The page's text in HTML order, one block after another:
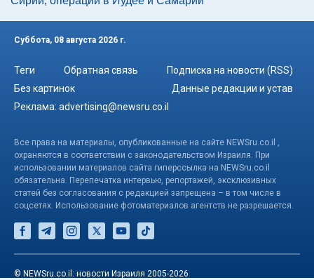
Суббота, 08 августа 2026 г.
Теги Обратная связь
Подписка на новости (RSS)
Без картинок
Данные редакции и устав
Реклама: advertising@newsru.co.il
Все права на материалы, опубликованные на сайте NEWSru.co.il ,
охраняются в соответствии с законодательством Израиля. При
использовании материалов сайта гиперссылка на NEWSru.co.il
обязательна. Перепечатка интервью, репортажей, эксклюзивных
статей без согласования с редакцией запрещена – в том числе в
соцсетях. Использование фотоматериалов агентств не разрешается.
© NEWSru.co.il: новости Израиля 2005-2026